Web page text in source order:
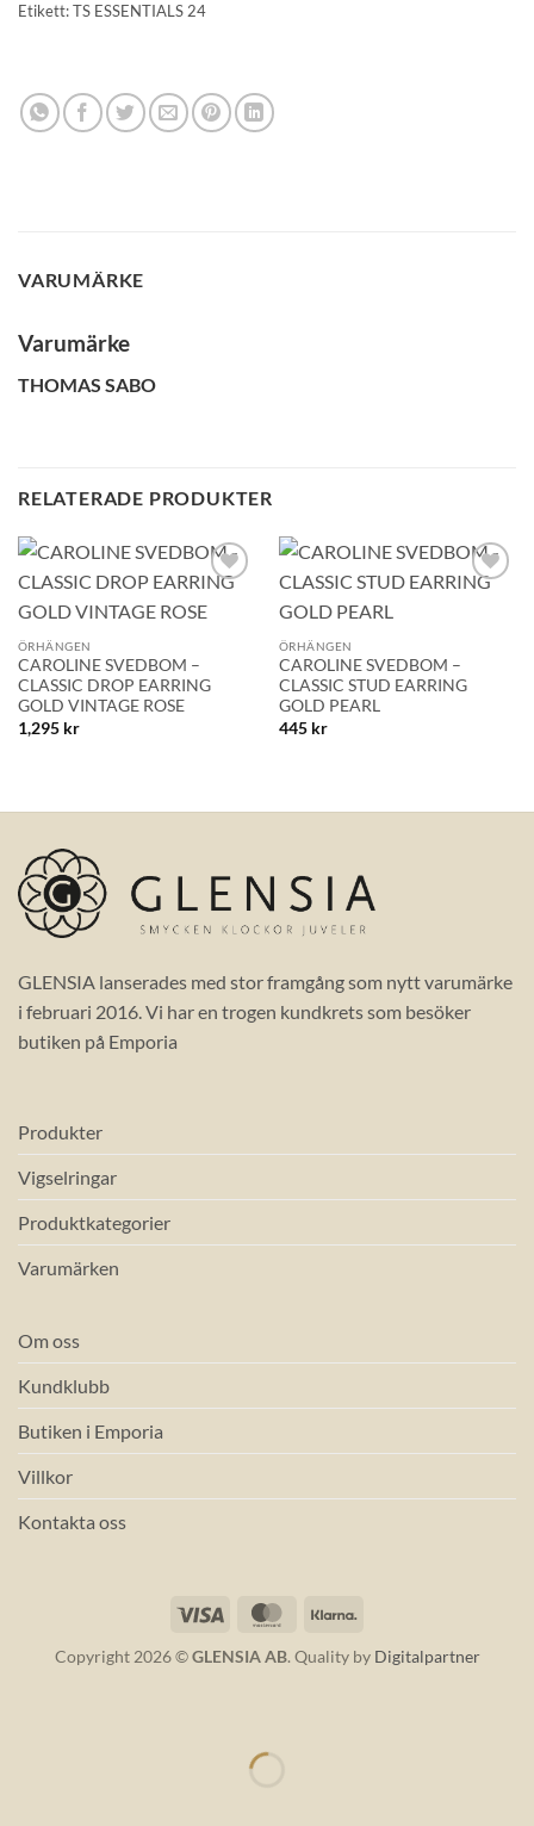
Etikett:TS ESSENTIALS 24
VARUMÄRKE
Varumärke
THOMAS SABO
RELATERADE PRODUKTER
önskelistan!
ÖRHÄNGEN
CAROLINE SVEDBOM –
CLASSIC DROP EARRING
GOLD VINTAGE ROSE
1,295 kr
ÖRHÄNGEN
CAROLINE SVEDBOM –
CLASSIC STUD EARRING
GOLD PEARL
445 kr
GLENSIA lanserades med stor framgång som nytt varumärke
i februari 2016. Vi har en trogen kundkrets som besöker
butiken på Emporia
Produkter
Vigselringar
Produktkategorier
Varumärken
Om oss
Kundklubb
Butiken i Emporia
Villkor
Kontakta oss
Visa MasterCard
Copyright 2026 ©GLENSIA AB. Quality by Digitalpartner